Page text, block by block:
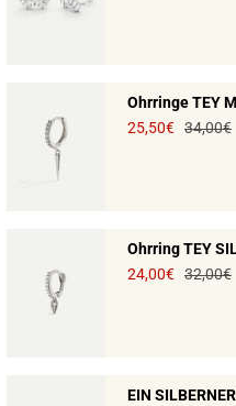
Ohrringe TEY
25,50€ 34,00€
Ohrring TEY
24,00€ 32,00€
EIN